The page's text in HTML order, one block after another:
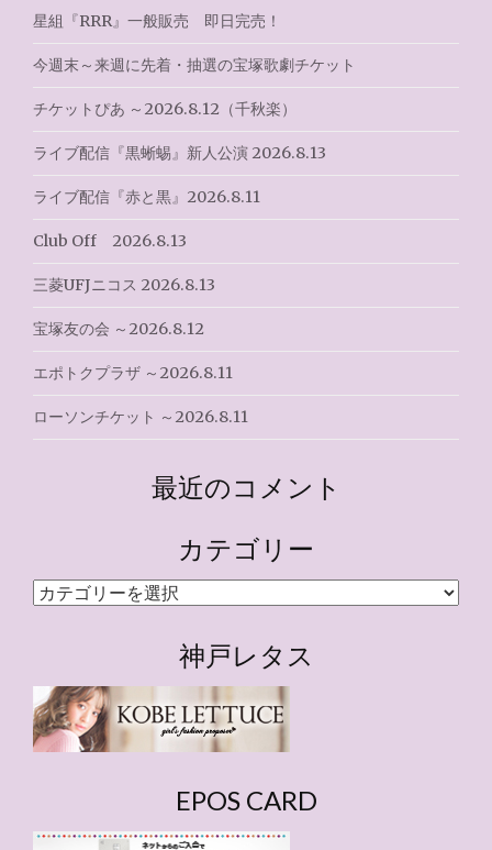
シ
ョ
ン
星組『RRR』一般販売 即日完売！
今週末～来週に先着・抽選の宝塚歌劇チケット
チケットぴあ ～2026.8.12（千秋楽）
ライブ配信『黒蜥蜴』新人公演 2026.8.13
ライブ配信『赤と黒』2026.8.11
Club Off 2026.8.13
三菱UFJニコス 2026.8.13
宝塚友の会 ～2026.8.12
エポトクプラザ ～2026.8.11
ローソンチケット ～2026.8.11
最近のコメント
カテゴリー
カ
ー
神戸レタス
EPOS CARD